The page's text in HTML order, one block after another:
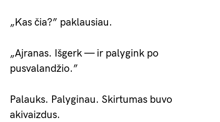
„Kas čia?” paklausiau.
„Ajranas. Išgerk — ir palygink po
pusvalandžio.”
Palauks. Palyginau. Skirtumas buvo
akivaizdus.